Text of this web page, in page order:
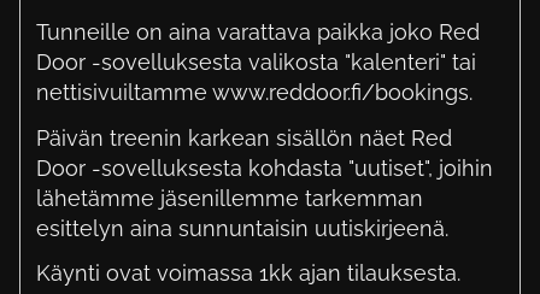
Tunneille on aina varattava paikka joko Red
Door -sovelluksesta valikosta "kalenteri" tai
nettisivuiltamme www.reddoor.fi/bookings.
Päivän treenin karkean sisällön näet Red
Door -sovelluksesta kohdasta "uutiset", joihin
lähetämme jäsenillemme tarkemman
esittelyn aina sunnuntaisin uutiskirjeenä.
Käynti ovat voimassa 1kk ajan tilauksesta.